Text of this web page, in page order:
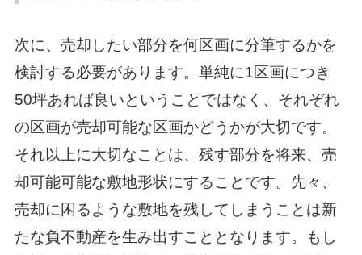
次に、売却したい部分を何区画に分筆するかを
検討する必要があります。単純に1区画につき
50坪あれば良いということではなく、それぞれ
の区画が売却可能な区画かどうかが大切です。
それ以上に大切なことは、残す部分を将来、売
却可能可能な敷地形状にすることです。先々、
売却に困るような敷地を残してしまうことは新
たな負不動産を生み出すこととなります。もし